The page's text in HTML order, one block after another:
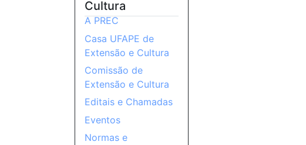
Cultura
A PREC
Casa UFAPE de
Extensão e Cultura
Comissão de
Extensão e Cultura
Editais e Chamadas
Eventos
Normas e